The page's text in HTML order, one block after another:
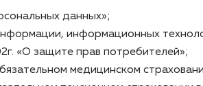
данных»;
информационных
«О защите прав потребителей»;
медицинском